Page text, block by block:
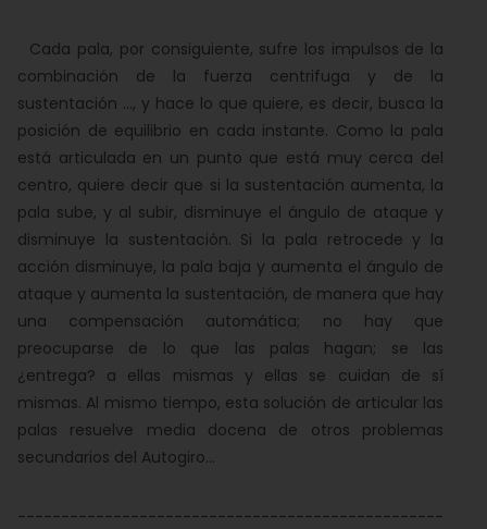
Cada pala, por consiguiente, sufre los impulsos de la
combinación de la fuerza centrifuga y de la
sustentación ..., y hace lo que quiere, es decir, busca la
posición de equilibrio en cada instante. Como la pala
está articulada en un punto que está muy cerca del
centro, quiere decir que si la sustentación aumenta, la
pala sube, y al subir, disminuye el ángulo de ataque y
disminuye la sustentación. Si la pala retrocede y la
acción disminuye, la pala baja y aumenta el ángulo de
ataque y aumenta la sustentación, de manera que hay
una compensación automática; no hay que
preocuparse de lo que las palas hagan; se las
¿entrega? a ellas mismas y ellas se cuidan de sí
mismas. Al mismo tiempo, esta solución de articular las
palas resuelve media docena de otros problemas
secundarios del Autogiro...
-------------------------------------------------